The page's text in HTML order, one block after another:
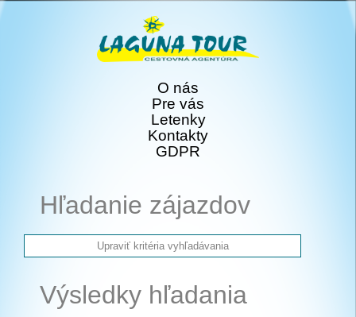
O nás
Pre vás
Letenky
Kontakty
GDPR
Hľadanie zájazdov
Výsledky hľadania